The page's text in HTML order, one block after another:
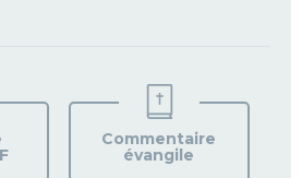
VOTRE
PAROISSE
Commentaire
évangile